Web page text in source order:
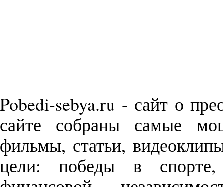
Pobedi-sebya.ru - сайт о
сайте собраны самые
фильмы, статьи,
цели: победы в